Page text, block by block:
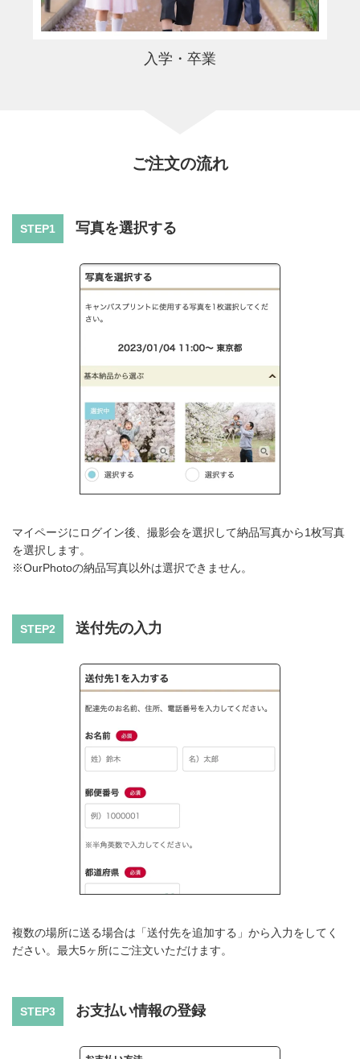
入学・卒業
ご注文の流れ
STEP1 写真を選択する
マイページにログイン後、撮影会を選択して納品写真から1枚写真
を選択します。
※OurPhotoの納品写真以外は選択できません。
STEP2 送付先の入力
複数の場所に送る場合は「送付先を追加する」から入力をしてく
ださい。最大5ヶ所にご注文いただけます。
STEP3 お支払い情報の登録